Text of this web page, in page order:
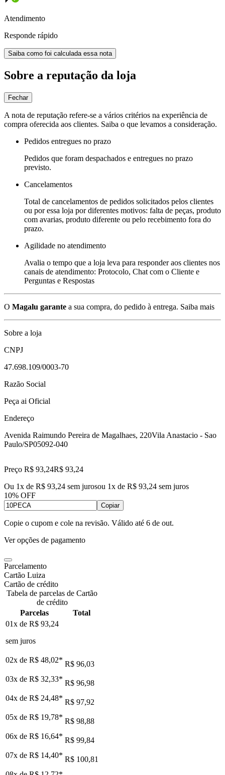
Atendimento
Responde rápido
Saiba como foi calculada essa nota
Sobre a reputação da loja
Fechar
A nota de reputação refere-se a vários critérios na experiência de
compra oferecida aos clientes. Saiba o que levamos a consideração.
Pedidos entregues no prazo
Pedidos que foram despachados e entregues no prazo
previsto.
Cancelamentos
Total de cancelamentos de pedidos solicitados pelos clientes
ou por essa loja por diferentes motivos: falta de peças, produto
com avarias, produto diferente ou pelo recebimento fora do
prazo.
Agilidade no atendimento
Avalia o tempo que a loja leva para responder aos clientes nos
canais de atendimento: Protocolo, Chat com o Cliente e
Perguntas e Respostas
O Magalu garante a sua compra, do pedido à entrega. Saiba mais
Sobre a loja
CNPJ
47.698.109/0003-70
Razão Social
Peça ai Oficial
Endereço
Avenida Raimundo Pereira de Magalhaes, 220Vila Anastacio - Sao
Paulo/SP05092-040
Preço R$ 93,24R$ 93,24
Ou 1x de R$ 93,24 sem jurosou 1x de R$ 93,24 sem juros
10% OFF
Copiar
Copie o cupom e cole na revisão. Válido até 6 de out.
Ver opções de pagamento
Parcelamento
Cartão Luiza
Cartão de crédito
Tabela de parcelas de Cartão
de crédito
Parcelas
Total
01x de R$ 93,24
sem juros
02x de R$ 48,02* R$ 96,03
03x de R$ 32,33* R$ 96,98
04x de R$ 24,48* R$ 97,92
05x de R$ 19,78* R$ 98,88
06x de R$ 16,64* R$ 99,84
07x de R$ 14,40* R$ 100,81